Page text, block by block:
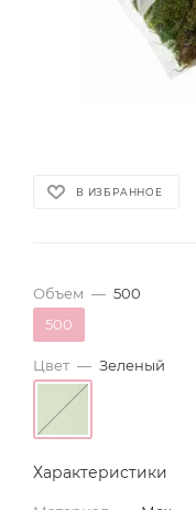
В ИЗБРАННОЕ
Объем — 500
500
Цвет — Зеленый
Характеристики